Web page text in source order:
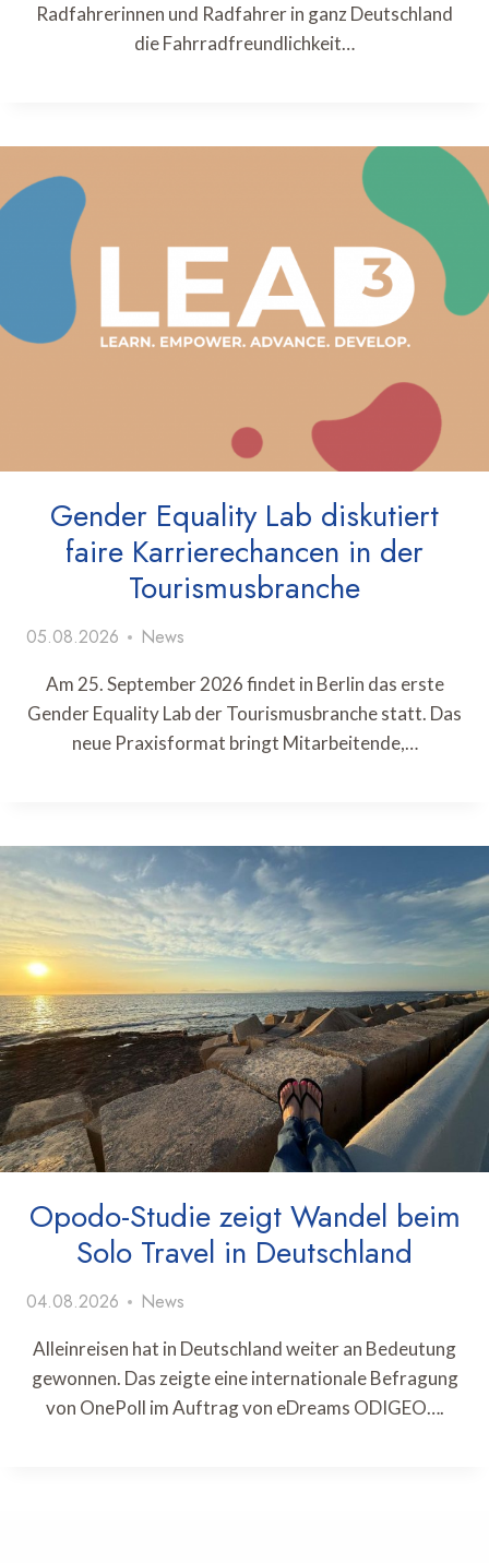
Radfahrerinnen und Radfahrer in ganz Deutschland
die Fahrradfreundlichkeit…
Gender Equality Lab diskutiert
faire Karrierechancen in der
Tourismusbranche
05.08.2026 News
Am 25. September 2026 findet in Berlin das erste
Gender Equality Lab der Tourismusbranche statt. Das
neue Praxisformat bringt Mitarbeitende,…
Opodo-Studie zeigt Wandel beim
Solo Travel in Deutschland
04.08.2026 News
Alleinreisen hat in Deutschland weiter an Bedeutung
gewonnen. Das zeigte eine internationale Befragung
von OnePoll im Auftrag von eDreams ODIGEO….